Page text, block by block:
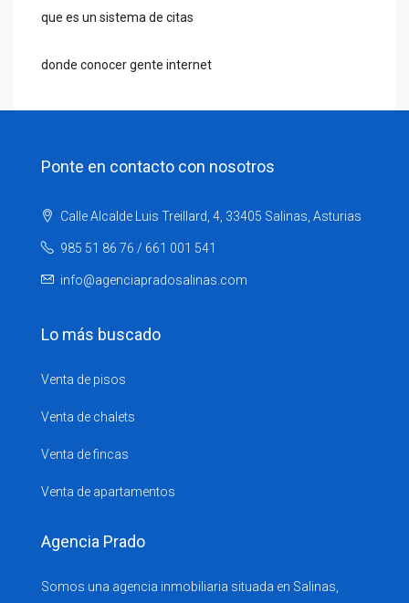
que es un sistema de citas
donde conocer gente internet
Ponte en contacto con nosotros
Calle Alcalde Luis Treillard, 4, 33405 Salinas, Asturias
985 51 86 76 / 661 001 541
info@agenciapradosalinas.com
Lo más buscado
Venta de pisos
Venta de chalets
Venta de fincas
Venta de apartamentos
Agencia Prado
Somos una agencia inmobiliaria situada en Salinas,